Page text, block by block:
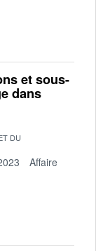
et sous-
dans
DU
Affaire